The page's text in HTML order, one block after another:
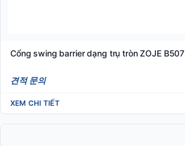
Cổng swing barrier dạng trụ tròn ZOJE B507
견적 문의
XEM CHI TIẾT